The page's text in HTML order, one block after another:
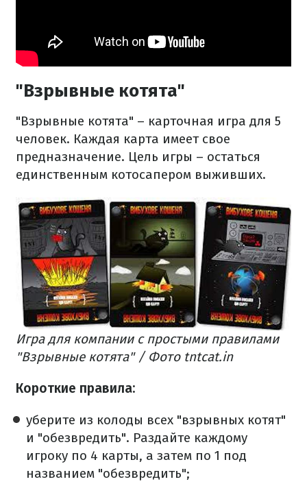
"Взрывные котята"
"Взрывные котята" – карточная игра для 5
человек. Каждая карта имеет свое
предназначение. Цель игры – остаться
единственным котосапером выживших.
Игра для компании с простыми правилами
"Взрывные котята" / Фото tntcat.in
Короткие правила:
уберите из колоды всех "взрывных котят"
и "обезвредить". Раздайте каждому
игроку по 4 карты, а затем по 1 под
названием "обезвредить";